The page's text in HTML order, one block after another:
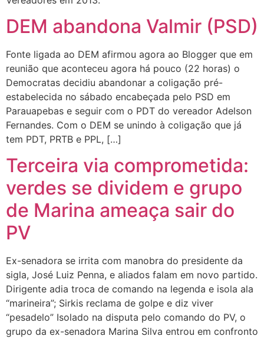
DEM abandona Valmir (PSD)
Fonte ligada ao DEM afirmou agora ao Blogger que em
reunião que aconteceu agora há pouco (22 horas) o
Democratas decidiu abandonar a coligação pré-
estabelecida no sábado encabeçada pelo PSD em
Parauapebas e seguir com o PDT do vereador Adelson
Fernandes. Com o DEM se unindo à coligação que já
tem PDT, PRTB e PPL, […]
Terceira via comprometida:
verdes se dividem e grupo
de Marina ameaça sair do
PV
Ex-senadora se irrita com manobra do presidente da
sigla, José Luiz Penna, e aliados falam em novo partido.
Dirigente adia troca de comando na legenda e isola ala
“marineira”; Sirkis reclama de golpe e diz viver
“pesadelo” Isolado na disputa pelo comando do PV, o
grupo da ex-senadora Marina Silva entrou em confronto